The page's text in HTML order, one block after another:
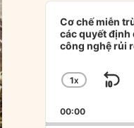
Audio
Player
Cơ chế miễn
các quyết định
công nghệ rủi
CHANGE
RATE
1X
00:00